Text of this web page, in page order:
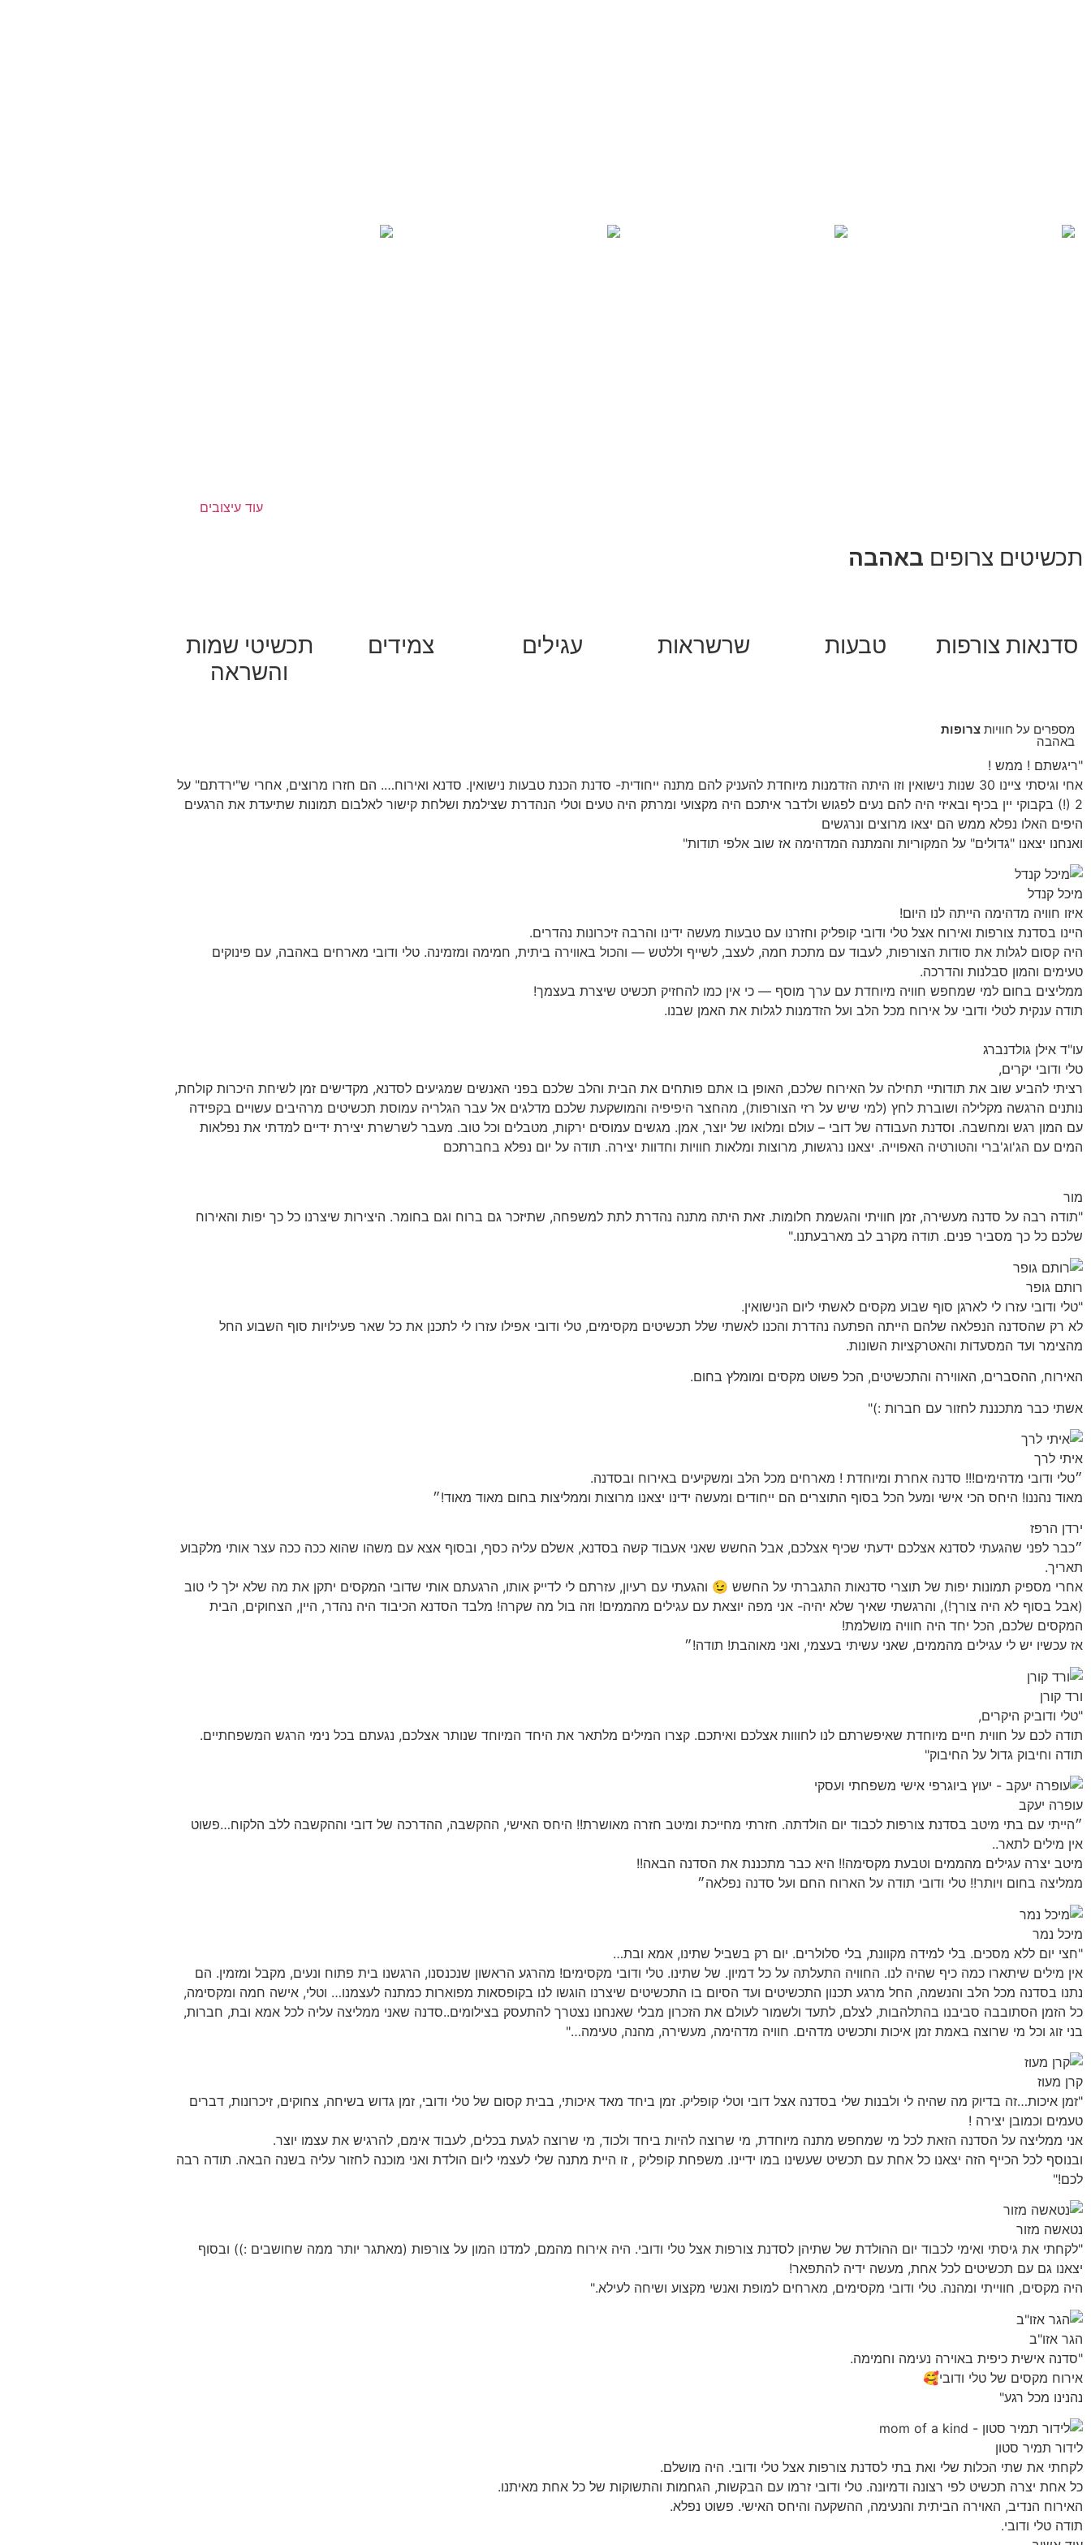
תכשיטים צרופים באהבה
סדנאות צורפות טבעות שרשראות עגילים צמידים
תכשיטי שמות
והשראה
מספרים על חוויות צרופות
באהבה
"ריגשתם ! ממש !
אחי וגיסתי ציינו 30 שנות נישואין וזו היתה הזדמנות מיוחדת להעניק להם מתנה ייחודית- סדנת הכנת טבעות נישואין. סדנא ואירוח…. הם חזרו מרוצים, אחרי ש"ירדתם" על
2 (!) בקבוקי יין בכיף ובאיזי היה להם נעים לפגוש ולדבר איתכם היה מקצועי ומרתק היה טעים וטלי הנהדרת שצילמת ושלחת קישור לאלבום תמונות שתיעדת את הרגעים
היפים האלו נפלא ממש הם יצאו מרוצים ונרגשים
ואנחנו יצאנו "גדולים" על המקוריות והמתנה המדהימה אז שוב אלפי תודות"
מיכל קנדל
איזו חוויה מדהימה הייתה לנו היום!
היינו בסדנת צורפות ואירוח אצל טלי ודובי קופליק וחזרנו עם טבעות מעשה ידינו והרבה זיכרונות נהדרים.
היה קסום לגלות את סודות הצורפות, לעבוד עם מתכת חמה, לעצב, לשייף וללטש — והכול באווירה ביתית, חמימה ומזמינה. טלי ודובי מארחים באהבה, עם פינוקים
טעימים והמון סבלנות והדרכה.
ממליצים בחום למי שמחפש חוויה מיוחדת עם ערך מוסף — כי אין כמו להחזיק תכשיט שיצרת בעצמך!
תודה ענקית לטלי ודובי על אירוח מכל הלב ועל הזדמנות לגלות את האמן שבנו.
עו"ד אילן גולדנברג
טלי ודובי יקרים,
רציתי להביע שוב את תודותיי תחילה על האירוח שלכם, האופן בו אתם פותחים את הבית והלב שלכם בפני האנשים שמגיעים לסדנא, מקדישים זמן לשיחת היכרות קולחת,
נותנים הרגשה מקלילה ושוברת לחץ (למי שיש על רזי הצורפות), מהחצר היפיפיה והמושקעת שלכם מדלגים אל עבר הגלריה עמוסת תכשיטים מרהיבים עשויים בקפידה
עם המון רגש ומחשבה. וסדנת העבודה של דובי – עולם ומלואו של יוצר, אמן. מגשים עמוסים ירקות, מטבלים וכל טוב. מעבר לשרשרת יצירת ידיים למדתי את נפלאות
המים עם הג'וג'ברי והטורטיה האפוייה. יצאנו נרגשות, מרוצות ומלאות חוויות וחדוות יצירה. תודה על יום נפלא בחברתכם
מור
"תודה רבה על סדנה מעשירה, זמן חוויתי והגשמת חלומות. זאת היתה מתנה נהדרת לתת למשפחה, שתיזכר גם ברוח וגם בחומר. היצירות שיצרנו כל כך יפות והאירוח
שלכם כל כך מסביר פנים. תודה מקרב לב מארבעתנו."
רותם גופר
"טלי ודובי עזרו לי לארגן סוף שבוע מקסים לאשתי ליום הנישואין.
לא רק שהסדנה הנפלאה שלהם הייתה הפתעה נהדרת והכנו לאשתי שלל תכשיטים מקסימים, טלי ודובי אפילו עזרו לי לתכנן את כל שאר פעילויות סוף השבוע החל
מהצימר ועד המסעדות והאטרקציות השונות.
האירוח, ההסברים, האווירה והתכשיטים, הכל פשוט מקסים ומומלץ בחום.
אשתי כבר מתכננת לחזור עם חברות :)"
איתי לרך
״טלי ודובי מדהימים!!! סדנה אחרת ומיוחדת ! מארחים מכל הלב ומשקיעים באירוח ובסדנה.
מאוד נהננו! היחס הכי אישי ומעל הכל בסוף התוצרים הם ייחודים ומעשה ידינו יצאנו מרוצות וממליצות בחום מאוד מאוד!״
ירדן הרפז
״כבר לפני שהגעתי לסדנא אצלכם ידעתי שכיף אצלכם, אבל החשש שאני אעבוד קשה בסדנא, אשלם עליה כסף, ובסוף אצא עם משהו שהוא ככה ככה עצר אותי מלקבוע
תאריך.
אחרי מספיק תמונות יפות של תוצרי סדנאות התגברתי על החשש 😉 והגעתי עם רעיון, עזרתם לי לדייק אותו, הרגעתם אותי שדובי המקסים יתקן את מה שלא ילך לי טוב
(אבל בסוף לא היה צורך!), והרגשתי שאיך שלא יהיה- אני מפה יוצאת עם עגילים מהממים! וזה בול מה שקרה! מלבד הסדנא הכיבוד היה נהדר, היין, הצחוקים, הבית
המקסים שלכם, הכל יחד היה חוויה מושלמת!
אז עכשיו יש לי עגילים מהממים, שאני עשיתי בעצמי, ואני מאוהבת! תודה!״
ורד קורן
"טלי ודוביק היקרים,
תודה לכם על חווית חיים מיוחדת שאיפשרתם לנו לחווות אצלכם ואיתכם. קצרו המילים מלתאר את היחד המיוחד שנותר אצלכם, נגעתם בכל נימי הרגש המשפחתיים.
תודה וחיבוק גדול על החיבוק"
עופרה יעקב
״הייתי עם בתי מיטב בסדנת צורפות לכבוד יום הולדתה. חזרתי מחייכת ומיטב חזרה מאושרת!! היחס האישי, ההקשבה, ההדרכה של דובי וההקשבה ללב הלקוח…פשוט
אין מילים לתאר..
מיטב יצרה עגילים מהממים וטבעת מקסימה!! היא כבר מתכננת את הסדנה הבאה!!
ממליצה בחום ויותר!! טלי ודובי תודה על הארוח החם ועל סדנה נפלאה״
מיכל נמר
"חצי יום ללא מסכים. בלי למידה מקוונת, בלי סלולרים. יום רק בשביל שתינו, אמא ובת…
אין מילים שיתארו כמה כיף שהיה לנו. החוויה התעלתה על כל דמיון. של שתינו. טלי ודובי מקסימים! מהרגע הראשון שנכנסנו, הרגשנו בית פתוח ונעים, מקבל ומזמין. הם
נתנו בסדנה מכל הלב והנשמה, החל מרגע תכנון התכשיטים ועד הסיום בו התכשיטים שיצרנו הוגשו לנו בקופסאות מפוארות כמתנה לעצמנו… וטלי, אישה חמה ומקסימה,
כל הזמן הסתובבה סביבנו בהתלהבות, לצלם, לתעד ולשמור לעולם את הזכרון מבלי שאנחנו נצטרך להתעסק בצילומים..סדנה שאני ממליצה עליה לכל אמא ובת, חברות,
בני זוג וכל מי שרוצה באמת זמן איכות ותכשיט מדהים. חוויה מדהימה, מעשירה, מהנה, טעימה…"
קרן מעוז
"זמן איכות…זה בדיוק מה שהיה לי ולבנות שלי בסדנה אצל דובי וטלי קופליק. זמן ביחד מאד איכותי, בבית קסום של טלי ודובי, זמן גדוש בשיחה, צחוקים, זיכרונות, דברים
טעמים וכמובן יצירה !
אני ממליצה על הסדנה הזאת לכל מי שמחפש מתנה מיוחדת, מי שרוצה להיות ביחד ולכוד, מי שרוצה לגעת בכלים, לעבוד אימם, להרגיש את עצמו יוצר.
ובנוסף לכל הכייף הזה יצאנו כל אחת עם תכשיט שעשינו במו ידיינו. משפחת קופליק , זו היית מתנה שלי לעצמי ליום הולדת ואני מוכנה לחזור עליה בשנה הבאה. תודה רבה
לכם!"
נטאשה מזור
"לקחתי את גיסתי ואימי לכבוד יום ההולדת של שתיהן לסדנת צורפות אצל טלי ודובי. היה אירוח מהמם, למדנו המון על צורפות (מאתגר יותר ממה שחושבים :)) ובסוף
יצאנו גם עם תכשיטים לכל אחת, מעשה ידיה להתפאר!
היה מקסים, חווייתי ומהנה. טלי ודובי מקסימים, מארחים למופת ואנשי מקצוע ושיחה לעילא."
הגר אזו"ב
"סדנה אישית כיפית באוירה נעימה וחמימה.
אירוח מקסים של טלי ודובי🥰
נהנינו מכל רגע"
לידור תמיר סטון
לקחתי את שתי הכלות שלי ואת בתי לסדנת צורפות אצל טלי ודובי. היה מושלם.
כל אחת יצרה תכשיט לפי רצונה ודמיונה. טלי ודובי זרמו עם הבקשות, הגחמות והתשוקות של כל אחת מאיתנו.
האירוח הנדיב, האוירה הביתית והנעימה, ההשקעה והיחס האישי. פשוט נפלא.
תודה טלי ודובי.